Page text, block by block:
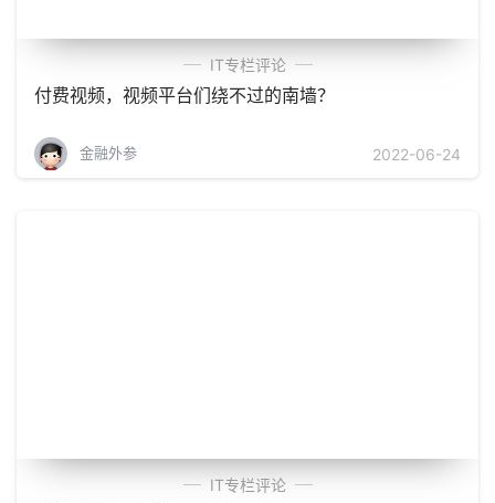
IT专栏评论
付费视频，视频平台们绕不过的南墙？
金融外参 2022-06-24
IT专栏评论